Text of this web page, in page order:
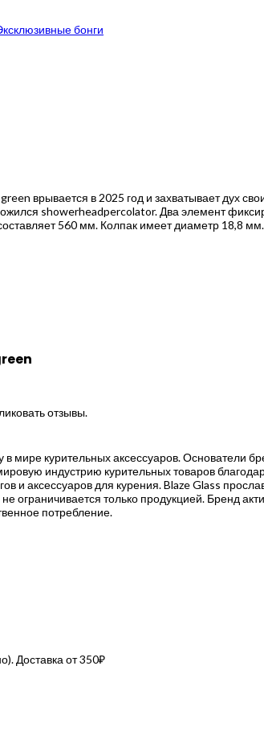
бонги
врывается в 2025 год и захватывает дух
showerheadpercolator. Два элемент
560 мм. Колпак имеет диаметр
отзывы.
мире курительных аксессуаров. Основатели
индустрию курительных товаров
и аксессуаров для курения. Blaze Glass
ограничивается только продукцией. Бренд
потребление.
Доставка от 350₽